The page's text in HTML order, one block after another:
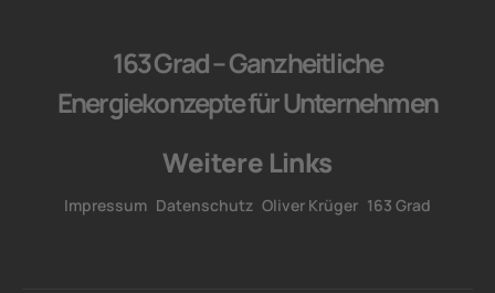
163 Grad – Ganzheitliche
Energiekonzepte für Unternehmen
Weitere Links
Impressum Datenschutz Oliver Krüger 163 Grad